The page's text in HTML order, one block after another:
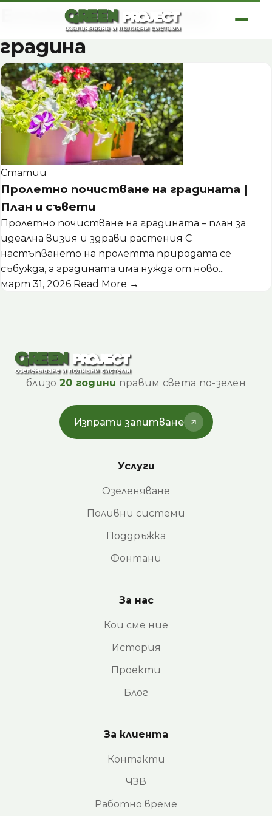
Етикет:пролетна
градина
Статии
Пролетно почистване на градината |
План и съвети
Пролетно почистване на градината – план за
идеална визия и здрави растения С
настъпването на пролетта природата се
събужда, а градината има нужда от ново...
март 31, 2026 Read More →
близо 20 години правим света по-зелен
Изпрати запитване
Услуги
Озеленяване
Поливни системи
Поддръжка
Фонтани
За нас
Кои сме ние
История
Проекти
Блог
За клиента
Контакти
ЧЗВ
Работно време